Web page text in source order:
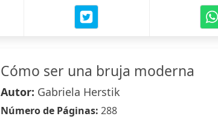
Cómo ser una bruja moderna
Autor: Gabriela Herstik
Número de Páginas: 288